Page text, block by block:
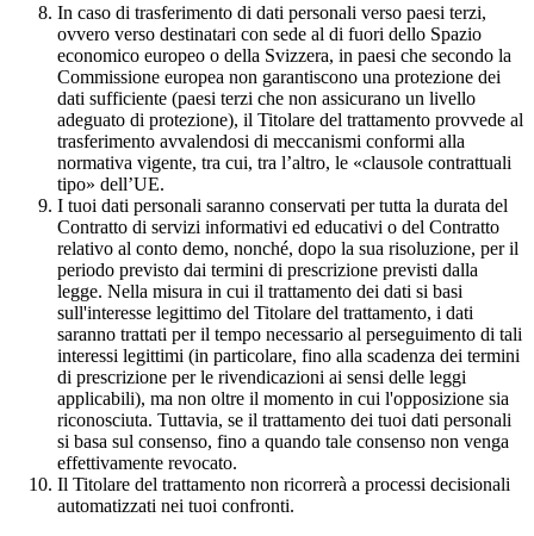
In caso di trasferimento di dati personali verso paesi terzi,
ovvero verso destinatari con sede al di fuori dello Spazio
economico europeo o della Svizzera, in paesi che secondo la
Commissione europea non garantiscono una protezione dei
dati sufficiente (paesi terzi che non assicurano un livello
adeguato di protezione), il Titolare del trattamento provvede al
trasferimento avvalendosi di meccanismi conformi alla
normativa vigente, tra cui, tra l’altro, le «clausole contrattuali
tipo» dell’UE.
I tuoi dati personali saranno conservati per tutta la durata del
Contratto di servizi informativi ed educativi o del Contratto
relativo al conto demo, nonché, dopo la sua risoluzione, per il
periodo previsto dai termini di prescrizione previsti dalla
legge. Nella misura in cui il trattamento dei dati si basi
sull'interesse legittimo del Titolare del trattamento, i dati
saranno trattati per il tempo necessario al perseguimento di tali
interessi legittimi (in particolare, fino alla scadenza dei termini
di prescrizione per le rivendicazioni ai sensi delle leggi
applicabili), ma non oltre il momento in cui l'opposizione sia
riconosciuta. Tuttavia, se il trattamento dei tuoi dati personali
si basa sul consenso, fino a quando tale consenso non venga
effettivamente revocato.
Il Titolare del trattamento non ricorrerà a processi decisionali
automatizzati nei tuoi confronti.